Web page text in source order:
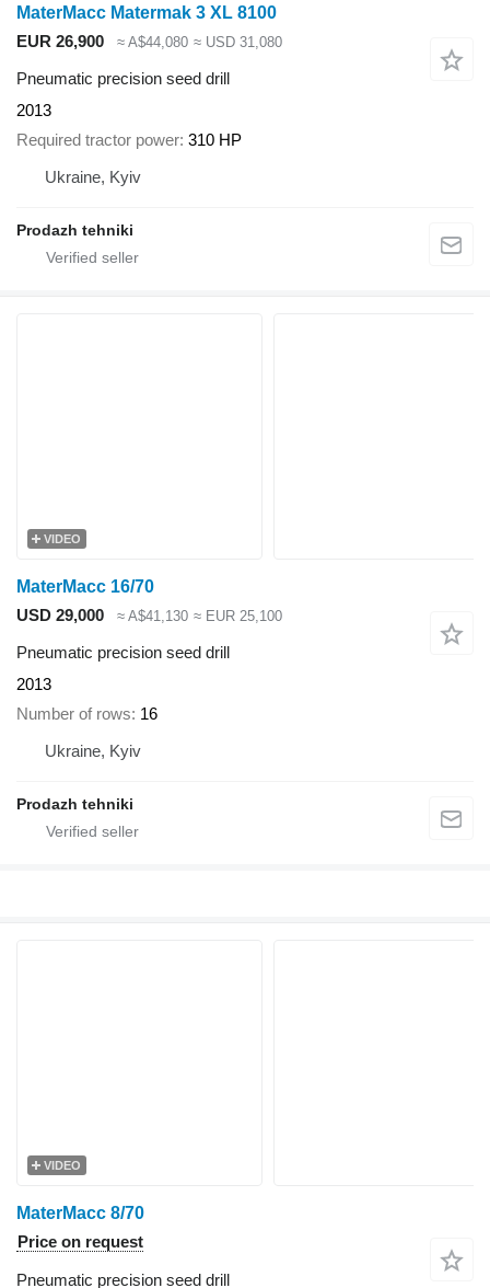
MaterMacc Matermak 3 XL 8100
EUR 26,900
≈ A$44,080 ≈ USD 31,080
Pneumatic precision seed drill
2013
Required tractor power 310 HP
Ukraine, Kyiv
Prodazh tehniki
VIDEO
MaterMacc 16/70
USD 29,000
≈ A$41,130 ≈ EUR 25,100
Pneumatic precision seed drill
2013
Number of rows 16
Ukraine, Kyiv
Prodazh tehniki
VIDEO
MaterMacc 8/70
Price on request
Pneumatic precision seed drill